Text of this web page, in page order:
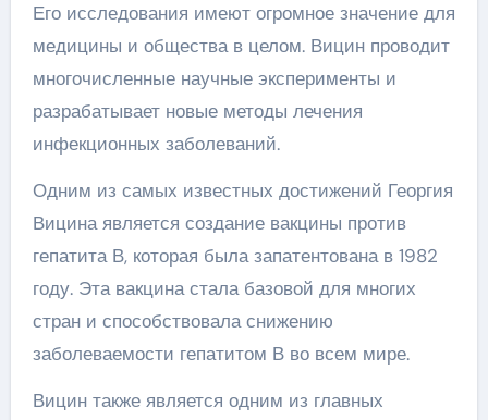
Его исследования имеют огромное значение для
медицины и общества в целом. Вицин проводит
многочисленные научные эксперименты и
разрабатывает новые методы лечения
инфекционных заболеваний.
Одним из самых известных достижений Георгия
Вицина является создание вакцины против
гепатита В, которая была запатентована в 1982
году. Эта вакцина стала базовой для многих
стран и способствовала снижению
заболеваемости гепатитом В во всем мире.
Вицин также является одним из главных